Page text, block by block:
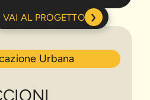
Urbana
VAI AL PROGETTO ›